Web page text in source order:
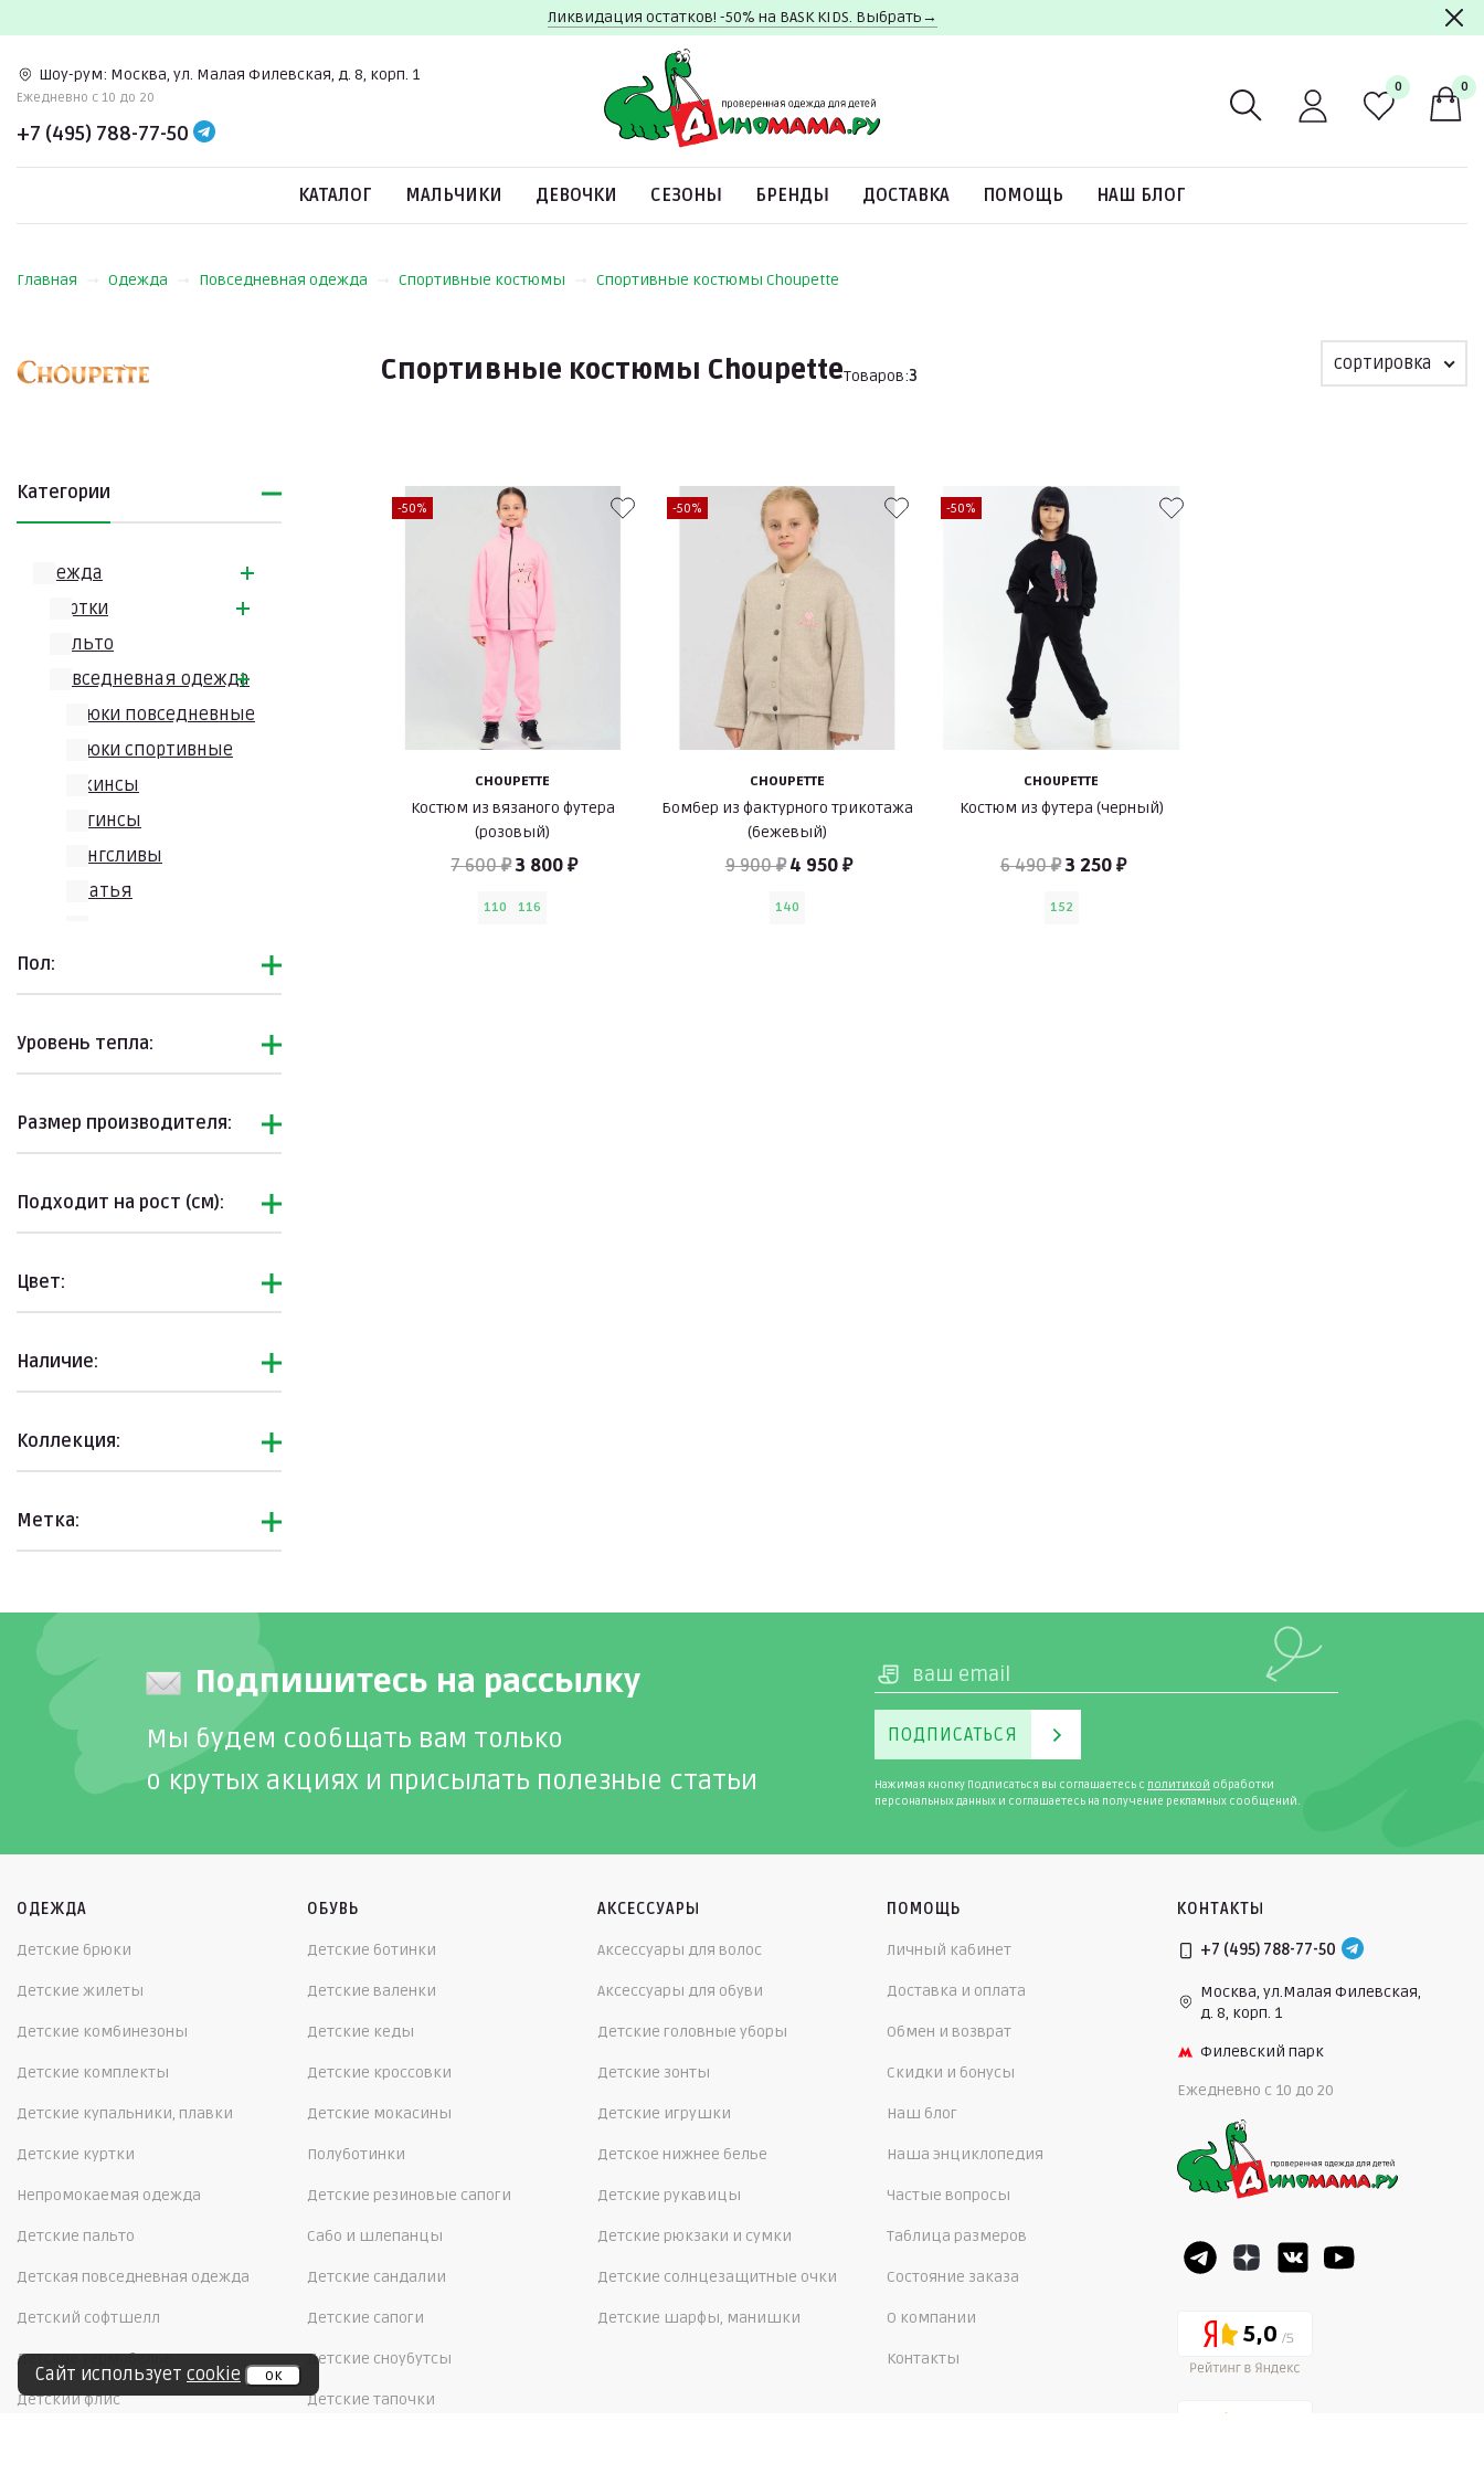
Ликвидация остатков! -50% на BASK KIDS. Выбрать→
Шоу-рум: Москва, ул. Малая Филевская, д. 8, корп. 1
Ежедневно c 10 до 20
+7 (495) 788-77-50
0 0
КАТАЛОГ МАЛЬЧИКИ ДЕВОЧКИ СЕЗОНЫ БРЕНДЫ ДОСТАВКА ПОМОЩЬ НАШ БЛОГ
Главная Одежда Повседневная одежда Спортивные костюмы Спортивные костюмы Choupette
Категории
Одежда
Куртки
Пальто
Повседневная одежда
Брюки повседневные
Брюки спортивные
Джинсы
Легинсы
Лонгсливы
Платья
Футболки
Худи
Шорты
Школьная форма
Пол:
Уровень тепла:
Размер производителя:
Подходит на рост (см):
Цвет:
Наличие:
Коллекция:
Метка:
Спортивные костюмы ChoupetteТоваров:3
сортировка
-50%
CHOUPETTE
Костюм из вязаного футера
(розовый)
7 600 ₽3 800 ₽
110 116
-50%
CHOUPETTE
Бомбер из фактурного трикотажа
(бежевый)
9 900 ₽ 4 950 ₽
140
-50%
CHOUPETTE
Костюм из футера (черный)
6 490 ₽3 250 ₽
152
Подпишитесь на рассылку
Мы будем сообщать вам только
о крутых акциях и присылать полезные статьи
ПОДПИСАТЬСЯ
Нажимая кнопку Подписаться вы соглашаетесь с политикой обработки
персональных данных и соглашаетесь на получение рекламных сообщений.
ОДЕЖДА
Детские брюки
Детские жилеты
Детские комбинезоны
Детские комплекты
Детские купальники, плавки
Детские куртки
Непромокаемая одежда
Детские пальто
Детская повседневная одежда
Детский софтшелл
Детское термобелье
Детский флис
ОБУВЬ
Детские ботинки
Детские валенки
Детские кеды
Детские кроссовки
Детские мокасины
Полуботинки
Детские резиновые сапоги
Сабо и шлепанцы
Детские сандалии
Детские сапоги
Детские сноубутсы
Детские тапочки
АКСЕССУАРЫ
Аксессуары для волос
Аксессуары для обуви
Детские головные уборы
Детские зонты
Детские игрушки
Детское нижнее белье
Детские рукавицы
Детские рюкзаки и сумки
Детские солнцезащитные очки
Детские шарфы, манишки
ПОМОЩЬ
Личный кабинет
Доставка и оплата
Обмен и возврат
Скидки и бонусы
Наш блог
Наша энциклопедия
Частые вопросы
Таблица размеров
Состояние заказа
О компании
Контакты
КОНТАКТЫ
+7 (495) 788-77-50
Москва, ул.Малая Филевская,
д. 8, корп. 1
Филевский парк
Ежедневно c 10 до 20
5,0
Сайт использует cookie ок